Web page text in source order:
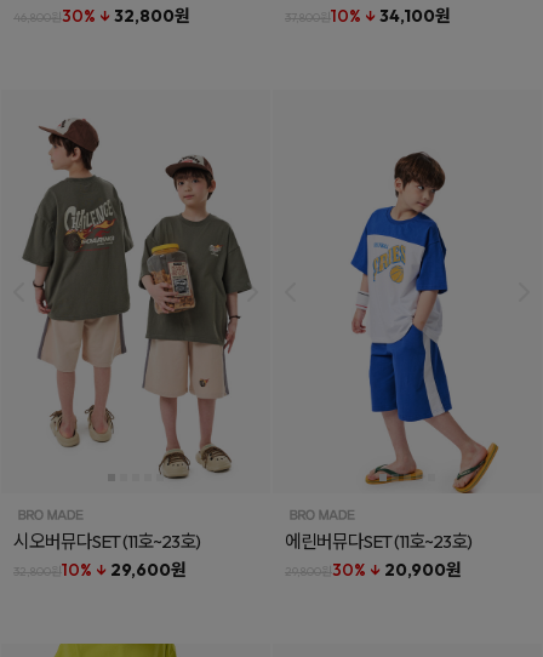
46,800원30% ↓ 32,800원 37,800원10% ↓ 34,100원
시오버뮤다SET(11호~23호)
32,800원10% ↓ 29,600원
에린버뮤다SET(11호~23호)
29,800원30% ↓ 20,900원